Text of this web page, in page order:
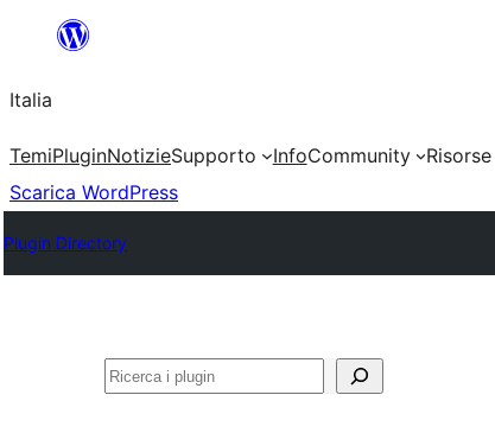
contenuto
Italia
TemiPluginNotizieSupporto InfoCommunity Risorse
Scarica WordPress
Plugin Directory
Cerca